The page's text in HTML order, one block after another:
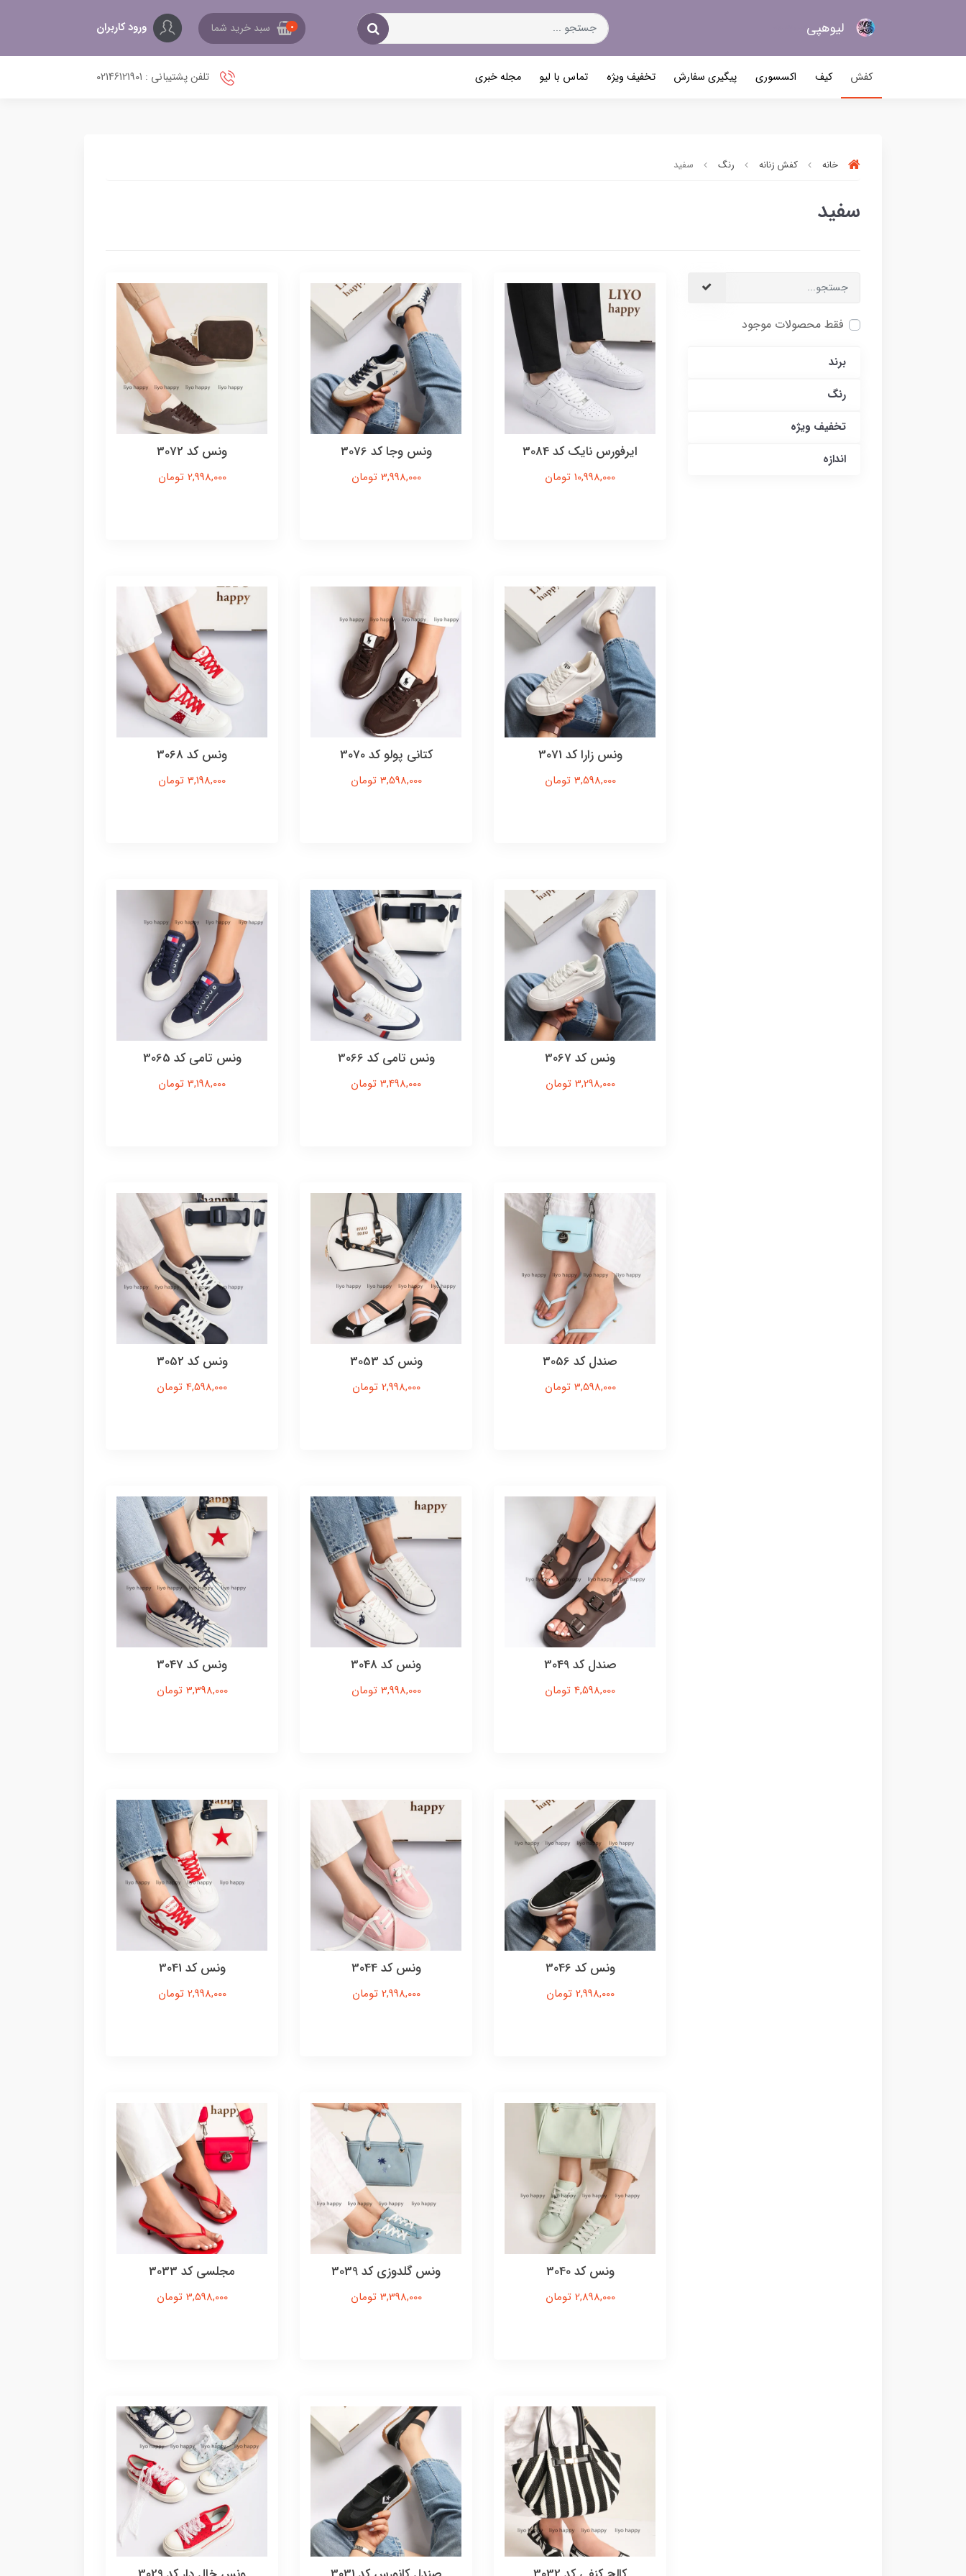
لیو‌هپی 0 سبد خرید شما ورود کاربران
کفش کیف اکسسوری پیگیری سفارش تخفیف ویژه تماس با لیو مجله خبری تلفن پشتیبانی : 02146121901
خانه کفش زنانه رنگ سفید
سفید
فقط محصولات موجود
برند
رنگ
تخفیف ویژه
اندازه
ایرفورس نایک کد 3084
10,998,000 تومان
ونس وجا کد 3076
3,998,000 تومان
ونس کد 3072
2,998,000 تومان
ونس زارا کد 3071
3,598,000 تومان
کتانی پولو کد 3070
3,598,000 تومان
ونس کد 3068
3,198,000 تومان
ونس کد 3067
3,298,000 تومان
ونس تامی کد 3066
3,498,000 تومان
ونس تامی کد 3065
3,198,000 تومان
صندل کد 3056
3,598,000 تومان
ونس کد 3053
2,998,000 تومان
ونس کد 3052
4,598,000 تومان
صندل کد 3049
4,598,000 تومان
ونس کد 3048
3,998,000 تومان
ونس کد 3047
3,398,000 تومان
ونس کد 3046
2,998,000 تومان
ونس کد 3044
2,998,000 تومان
ونس کد 3041
2,998,000 تومان
ونس کد 3040
2,898,000 تومان
ونس گلدوزی کد 3039
3,398,000 تومان
مجلسی کد 3033
3,598,000 تومان